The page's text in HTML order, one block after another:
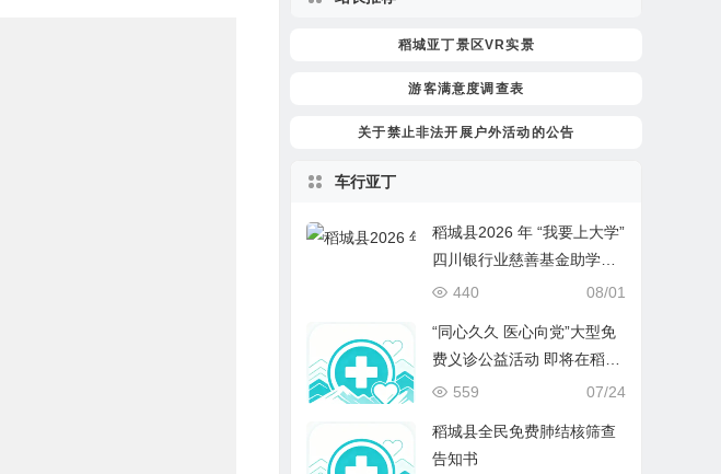
稻城亚丁景区VR实景
游客满意度调查表
关于禁止非法开展户外活动的公告
车行亚丁
稻城县2026 年 “我要上大学”
四川银行业慈善基金助学项
目开始报名啦！
08/01
440
“同心久久 医心向党”大型免
费义诊公益活动 即将在稻城
开启
07/24
559
稻城县全民免费肺结核筛查
告知书